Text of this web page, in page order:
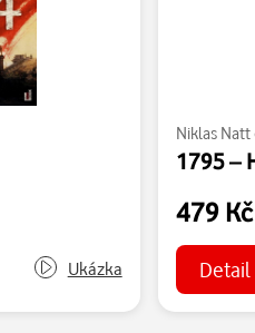
Ukázka
Niklas Natt
1795 –
479
Detail